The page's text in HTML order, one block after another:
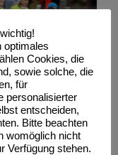
optimales
Cookies, die
sowie solche, die
für
personalisierter
entscheiden,
Bitte beachten
womöglich nicht
Verfügung stehen.